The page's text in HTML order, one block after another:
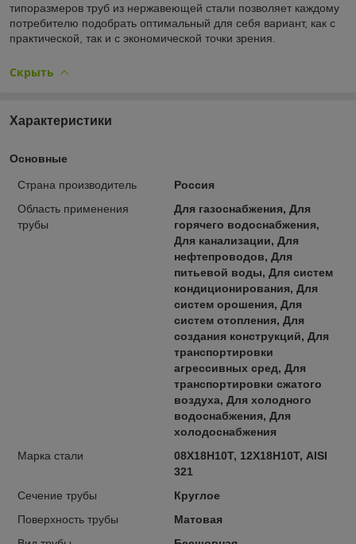
типоразмеров труб из нержавеющей стали позволяет каждому
потребителю подобрать оптимальный для себя вариант, как с
практической, так и с экономической точки зрения.
Скрыть
Характеристики
Основные
Страна производитель
Россия
Область применения
трубы
Для газоснабжения, Для
горячего водоснабжения,
Для канализации, Для
нефтепроводов, Для
питьевой воды, Для систем
кондиционирования, Для
систем орошения, Для
систем отопления, Для
создания конструкций, Для
транспортировки
агрессивных сред, Для
транспортировки сжатого
воздуха, Для холодного
водоснабжения, Для
холодоснабжения
Марка стали
08Х18Н10Т, 12Х18Н10Т, AISI
321
Сечение трубы
Круглое
Поверхность трубы
Матовая